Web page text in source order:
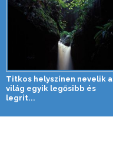
Titkos helyszínen nevelik a
világ egyik legősibb és
legrit...